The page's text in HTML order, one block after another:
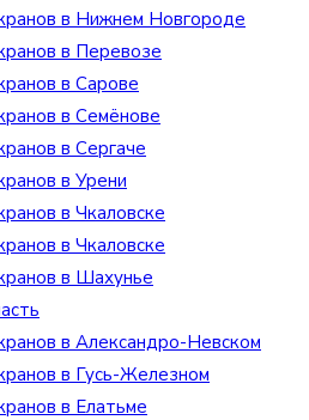
в Нижнем Новгороде
в Перевозе
в Сарове
в Семёнове
в Сергаче
в Урени
в Чкаловске
в Чкаловске
в Шахунье
в Александро-Невском
в Гусь-Железном
в Елатьме